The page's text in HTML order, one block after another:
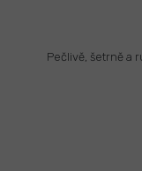
Pečlivě, šetrně a